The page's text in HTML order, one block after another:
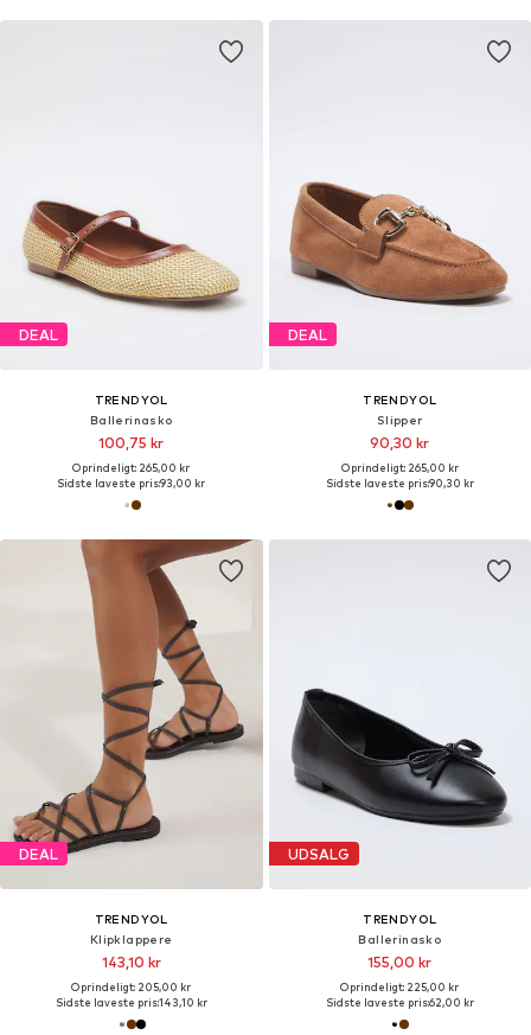
DEAL
TRENDYOL
Ballerinasko
100,75 kr
Oprindeligt: 265,00 kr
Sidste laveste pris:93,00 kr
DEAL
TRENDYOL
Slipper
90,30 kr
Oprindeligt: 265,00 kr
Sidste laveste pris:90,30 kr
DEAL
TRENDYOL
Klipklappere
143,10 kr
Oprindeligt: 205,00 kr
Sidste laveste pris:143,10 kr
UDSALG
TRENDYOL
Ballerinasko
155,00 kr
Oprindeligt: 225,00 kr
Sidste laveste pris:62,00 kr